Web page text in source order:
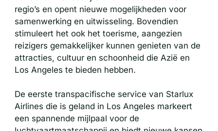
regio’s en opent nieuwe mogelijkheden voor
samenwerking en uitwisseling. Bovendien
stimuleert het ook het toerisme, aangezien
reizigers gemakkelijker kunnen genieten van de
attracties, cultuur en schoonheid die Azië en
Los Angeles te bieden hebben.
De eerste transpacifische service van Starlux
Airlines die is geland in Los Angeles markeert
een spannende mijlpaal voor de